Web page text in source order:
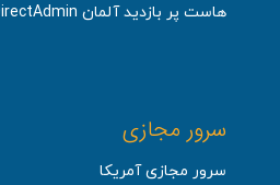
هاست پر بازدید آلمان DirectAdmin
سرور مجازی
سرور مجازی آمریکا